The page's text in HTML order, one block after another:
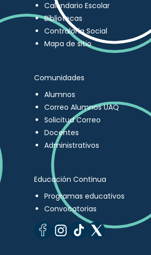
Calendario Escolar
Bibliotecas
Contraloría Social
Mapa de sitio
Comunidades
Alumnos
Correo Alumnos UAQ
Solicitud Correo
Docentes
Administrativos
Educación Continua
Programas educativos
Convocatorias